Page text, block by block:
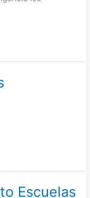
Escuelas